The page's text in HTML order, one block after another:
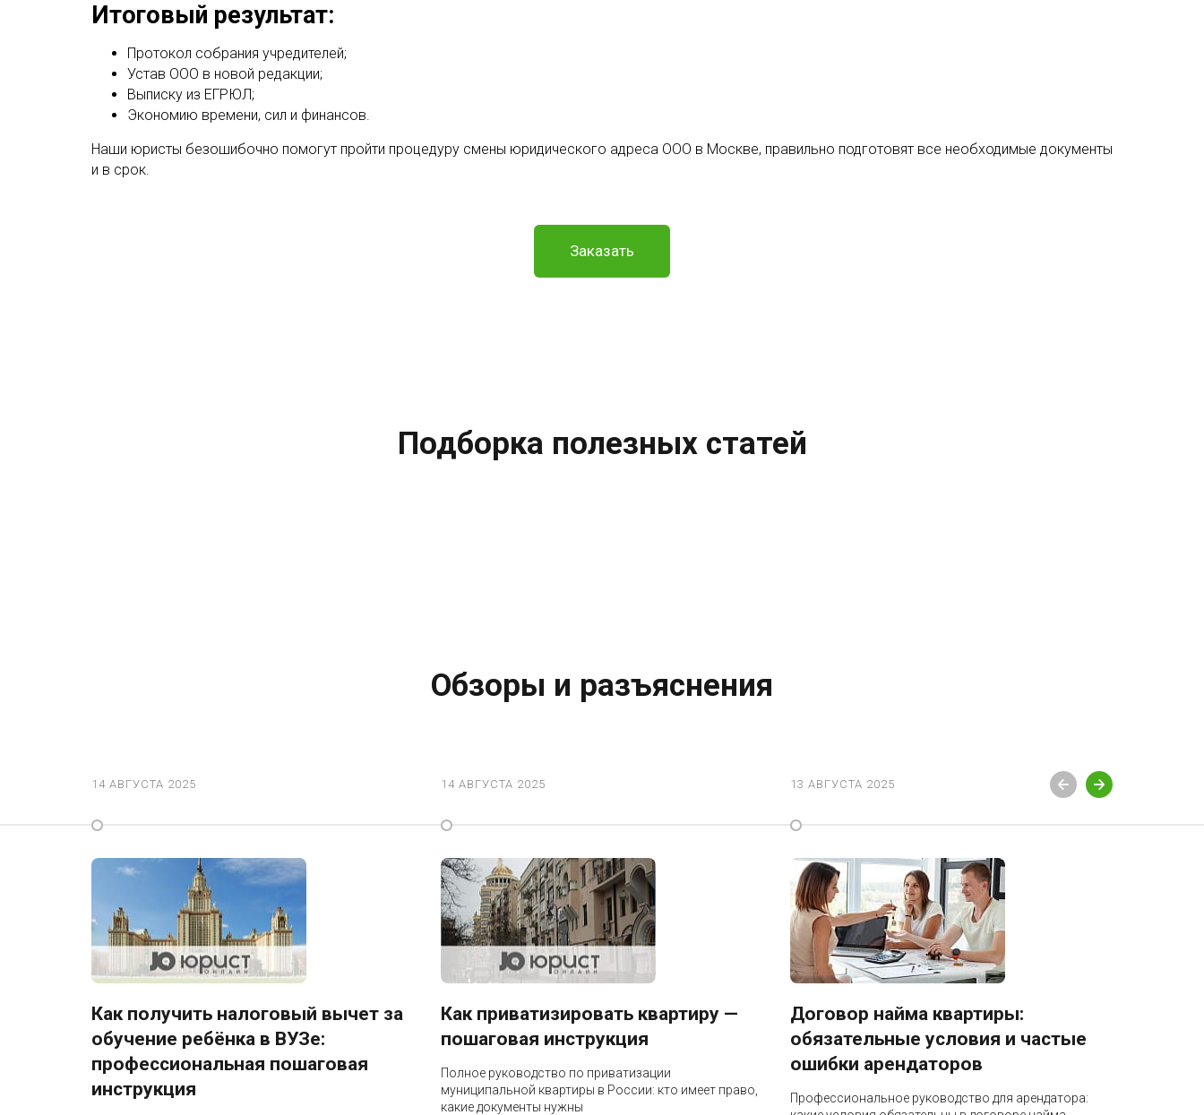
Итоговый результат:
Протокол собрания учредителей;
Устав ООО в новой редакции;
Выписку из ЕГРЮЛ;
Экономию времени, сил и финансов.
Наши юристы безошибочно помогут пройти процедуру смены юридического адреса ООО в Москве, правильно подготовят все необходимые документы
и в срок.
Заказать
Подборка полезных статей
Обзоры и разъяснения
14 АВГУСТА 2025
Как получить налоговый вычет за
обучение ребёнка в ВУЗе:
профессиональная пошаговая
инструкция
14 АВГУСТА 2025
Как приватизировать квартиру —
пошаговая инструкция
Полное руководство по приватизации
муниципальной квартиры в России: кто имеет право,
какие документы нужны
13 АВГУСТА 2025
Договор найма квартиры:
обязательные условия и частые
ошибки арендаторов
Профессиональное руководство для арендатора: